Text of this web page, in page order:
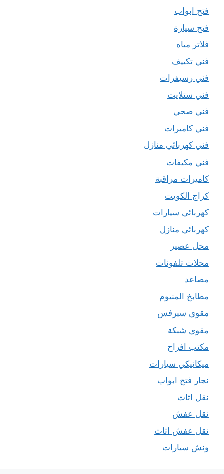
فتح ابواب
فتح سيارة
فلاتر مياه
فني تكييف
فني رسيفرات
فني ستلايت
فني صحي
فني كاميرات
فني كهربائي منازل
فني مكيفات
كاميرات مراقبة
كراج الكويت
كهربائي سيارات
كهربائي منازل
محل عصير
محلات تلفونات
مصاعد
مطابخ المنيوم
مقوي سيرفس
مقوي شبكة
مكتب افراح
ميكانيكي سيارات
نجار فتح ابواب
نقل اثاث
نقل عفش
نقل عفش اثاث
ونش سيارات